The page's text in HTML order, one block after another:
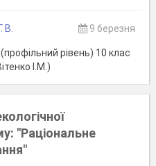
В. 9 березня
(профільний рівень) 10 клас
І.М.)
"Раціональне